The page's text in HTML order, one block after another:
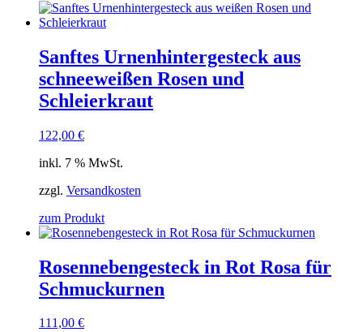
Sanftes Urnenhintergesteck aus
schneeweißen Rosen und
Schleierkraut
122,00 €
inkl. 7 % MwSt.
zzgl. Versandkosten
zum Produkt
Rosennebengesteck in Rot Rosa für
Schmuckurnen
111,00 €